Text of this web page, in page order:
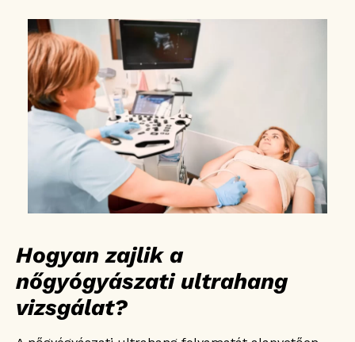
Hogyan zajlik a
nőgyógyászati ultrahang
vizsgálat?